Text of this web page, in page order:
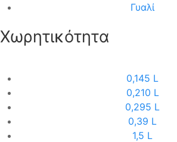
Γυαλί
Χωρητικότητα
0,145 L
0,210 L
0,295 L
0,39 L
1,5 L